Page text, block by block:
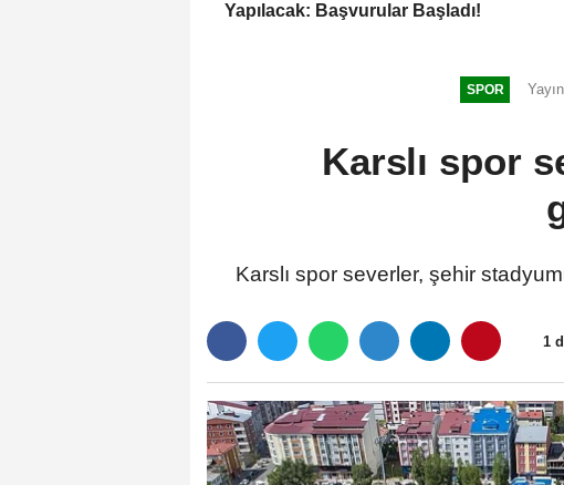
Yapılacak: Başvurular Başladı!
SPOR
Karslı spor
Karslı spor severler, şehir
1